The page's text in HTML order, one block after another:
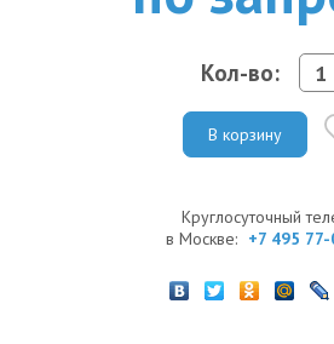
Кол-во:
В корзину
Круглосуточный
в Москве: +7 495